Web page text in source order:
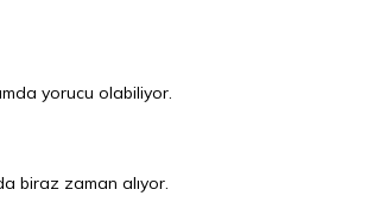
yorucu olabiliyor.
biraz zaman alıyor.